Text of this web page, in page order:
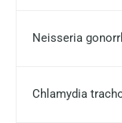
Neisseria
Chlamydia
Пушкино
Раменское